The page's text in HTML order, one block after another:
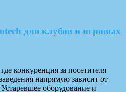
для клубов и игровых
конкуренция за посетителя
напрямую зависит от
оборудование и